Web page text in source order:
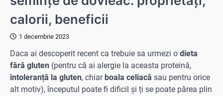
calorii, beneficii
1 decembrie 2023
Daca ai descoperit recent ca trebuie sa urmezi o dieta
fără gluten (pentru că ai alergie la aceasta proteină,
intoleranță la gluten, chiarboala celiacă sau pentru orice
alt motiv), începutul poate fi dificil și ți se poate părea plin